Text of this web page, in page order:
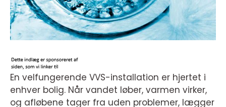
En velfungerende VVS-installation er hjertet i
enhver bolig. Når vandet løber, varmen virker,
og afløbene tager fra uden problemer, lægger